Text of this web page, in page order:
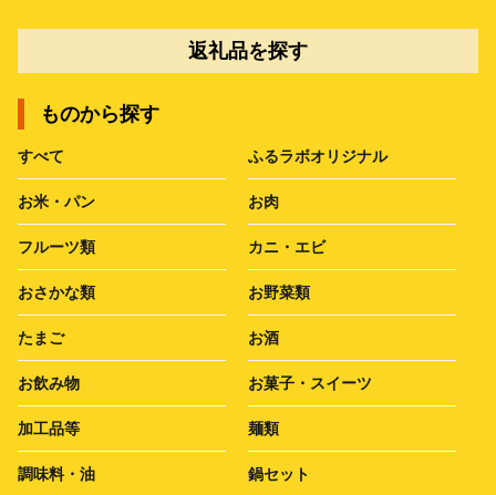
返礼品を探す
ものから探す
すべて ふるラボオリジナル
お米・パン お肉
フルーツ類 カニ・エビ
おさかな類 お野菜類
たまご お酒
お飲み物 お菓子・スイーツ
加工品等 麺類
調味料・油 鍋セット